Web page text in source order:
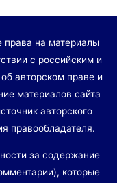
на материалы
с российским и
авторском праве и
материалов сайта
авторского
правообладателя.
за содержание
которые